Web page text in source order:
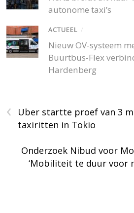
autonome taxi’s
ACTUEEL /
Nieuw OV-systeem
Buurtbus-Flex
Hardenberg
‹
Uber startte proef van 3
taxiritten in Tokio
Onderzoek Nibud voor
‘Mobiliteit te duur voor